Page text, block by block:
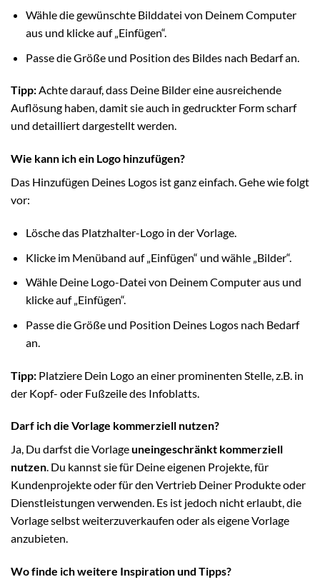
Wähle die gewünschte Bilddatei von Deinem Computer
aus und klicke auf „Einfügen“.
Passe die Größe und Position des Bildes nach Bedarf an.
Tipp:Achte darauf, dass Deine Bilder eine ausreichende
Auflösung haben, damit sie auch in gedruckter Form scharf
und detailliert dargestellt werden.
Wie kann ich ein Logo hinzufügen?
Das Hinzufügen Deines Logos ist ganz einfach. Gehe wie folgt
vor:
Lösche das Platzhalter-Logo in der Vorlage.
Klicke im Menüband auf „Einfügen“ und wähle „Bilder“.
Wähle Deine Logo-Datei von Deinem Computer aus und
klicke auf „Einfügen“.
Passe die Größe und Position Deines Logos nach Bedarf
an.
Tipp: Platziere Dein Logo an einer prominenten Stelle, z.B. in
der Kopf- oder Fußzeile des Infoblatts.
Darf ich die Vorlage kommerziell nutzen?
Ja, Du darfst die Vorlageuneingeschränkt kommerziell
nutzen. Du kannst sie für Deine eigenen Projekte, für
Kundenprojekte oder für den Vertrieb Deiner Produkte oder
Dienstleistungen verwenden. Es ist jedoch nicht erlaubt, die
Vorlage selbst weiterzuverkaufen oder als eigene Vorlage
anzubieten.
Wo finde ich weitere Inspiration und Tipps?